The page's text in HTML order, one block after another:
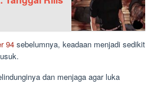
94 sebelumnya, keadaan menjadi sedikit
dan menjaga agar luka